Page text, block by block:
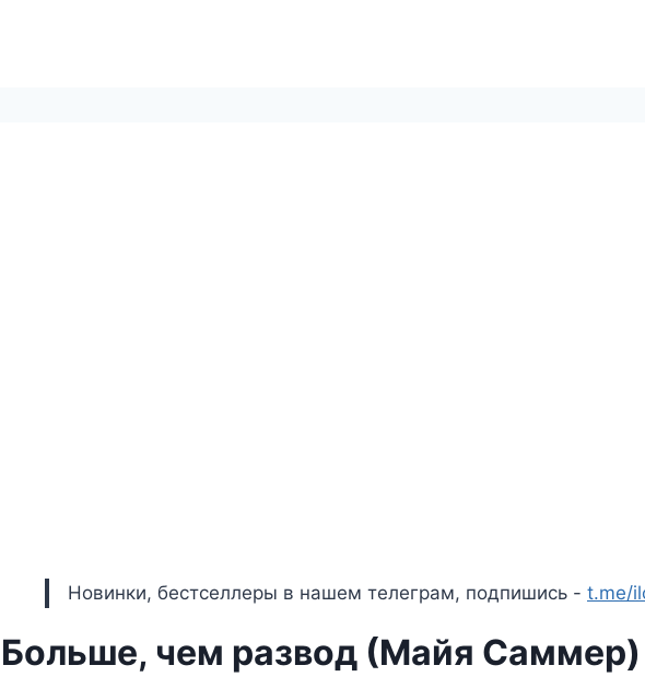
Новинки, бестселлеры в нашем телеграм, подпишись - t.me/
Больше, чем развод (Майя Саммер)